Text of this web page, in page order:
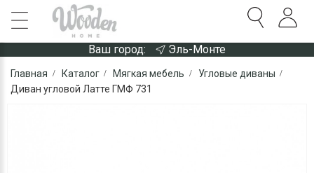
Ваш город: Эль-Монте
Главная Каталог Мягкая мебель
Угловые диваны
Диван угловой Латте ГМФ 731